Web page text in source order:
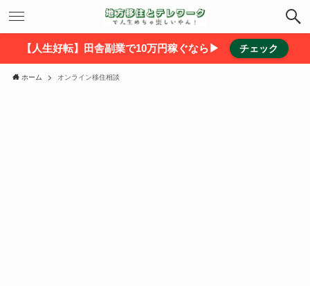
【人生好転】田舎副業で10万円稼ぐなら▶ チェック
ホーム オンライン移住相談